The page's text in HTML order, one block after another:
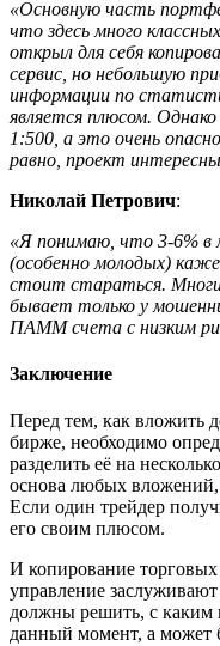
«Основную часть
что здесь много
открыл для себя
сервис, но небольшую
информации по
является плюсом.
1:500, а это очень
равно, проект
Николай Петрович:
«Я понимаю, что 3-6% в
(особенно молодых)
стоит стараться.
бывает только у
ПАММ счета с низким
Заключение
Перед тем, как вложить
бирже, необходимо
разделить её на
основа любых вложений,
Если один трейдер
его своим плюсом.
И копирование
управление
должны решить, с каким
данный момент, а может